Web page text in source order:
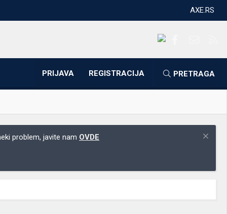
AXE.RS
PRIJAVA REGISTRACIJA PRETRAGA
problem, javite nam OVDE